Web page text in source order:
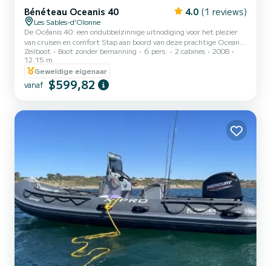
Bénéteau Oceanis 40 4.0 (1 reviews)
Les Sables-d'Olonne
De Océanis 40: een ondubbelzinnige uitnodiging voor het plezier
van cruisen en comfort Stap aan boord van deze prachtige Oceanis
40 om de regio tussen de Charentaises en de Morbihan-eilanden te
ontdekken. Deze zeilboot is in 2008 gebouwd om comfort en
prestaties op zee te garanderen. De boot heeft 2 ruime,
comfortabele hutten en een instapcapaciteit van 6 personen. Met
een totale lengte van 12 meter is hij uw beste bondgenoot voor een
Zeilboot Boot zonder bemanning 6 pers. 2 cabines
2008
12.15 m
Geweldige eigenaar
vanaf $599,82